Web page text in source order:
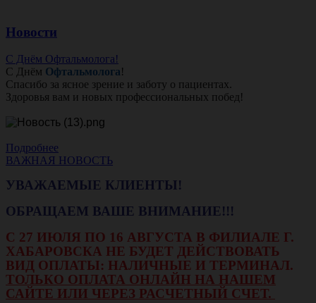
Новости
С Днём Офтальмолога!
С Днём Офтальмолога!
Спасибо за ясное зрение и заботу о пациентах.
Здоровья вам и новых профессиональных побед!
Подробнее
ВАЖНАЯ НОВОСТЬ
УВАЖАЕМЫЕ КЛИЕНТЫ!
ОБРАЩАЕМ ВАШЕ ВНИМАНИЕ!!!
С 27 ИЮЛЯ ПО 16 АВГУСТА В ФИЛИАЛЕ Г.
ХАБАРОВСКА НЕ БУДЕТ ДЕЙСТВОВАТЬ
ВИД ОПЛАТЫ: НАЛИЧНЫЕ И ТЕРМИНАЛ.
ТОЛЬКО ОПЛАТА ОНЛАЙН НА НАШЕМ
САЙТЕ ИЛИ ЧЕРЕЗ РАСЧЕТНЫЙ СЧЕТ.